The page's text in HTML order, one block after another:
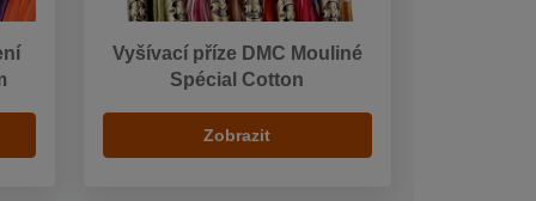
Vyšívací příze DMC Mouliné
Spécial Cotton
Zobrazit